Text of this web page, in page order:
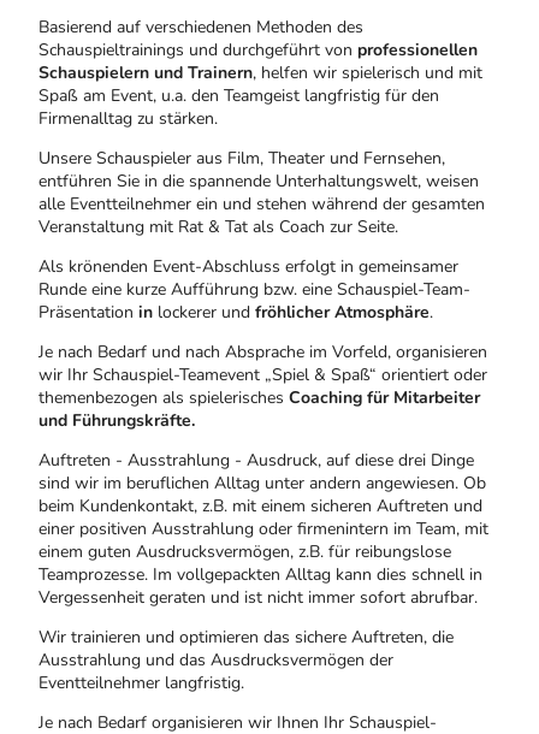
Basierend auf verschiedenen Methoden des
Schauspieltrainings und durchgeführt von professionellen
Schauspielern und Trainern, helfen wir spielerisch und mit
Spaß am Event, u.a. den Teamgeist langfristig für den
Firmenalltag zu stärken.
Unsere Schauspieler aus Film, Theater und Fernsehen,
entführen Sie in die spannende Unterhaltungswelt, weisen
alle Eventteilnehmer ein und stehen während der gesamten
Veranstaltung mit Rat & Tat als Coach zur Seite.
Als krönenden Event-Abschluss erfolgt in gemeinsamer
Runde eine kurze Aufführung bzw. eine Schauspiel-Team-
Präsentation in lockerer und fröhlicher Atmosphäre.
Je nach Bedarf und nach Absprache im Vorfeld, organisieren
wir Ihr Schauspiel-Teamevent „Spiel & Spaß“ orientiert oder
themenbezogen als spielerisches Coaching für Mitarbeiter
und Führungskräfte.
Auftreten - Ausstrahlung - Ausdruck, auf diese drei Dinge
sind wir im beruflichen Alltag unter andern angewiesen. Ob
beim Kundenkontakt, z.B. mit einem sicheren Auftreten und
einer positiven Ausstrahlung oder firmenintern im Team, mit
einem guten Ausdrucksvermögen, z.B. für reibungslose
Teamprozesse. Im vollgepackten Alltag kann dies schnell in
Vergessenheit geraten und ist nicht immer sofort abrufbar.
Wir trainieren und optimieren das sichere Auftreten, die
Ausstrahlung und das Ausdrucksvermögen der
Eventteilnehmer langfristig.
Je nach Bedarf organisieren wir Ihnen Ihr Schauspiel-